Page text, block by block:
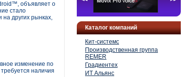
Каталог компаний
Кит-системс
Производственная группа
REMER
Градиентех
ИТ Альянс
объявляет о
стало
других рынках,
изменение по
наличия